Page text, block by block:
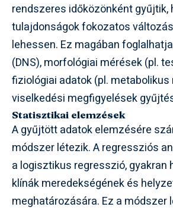
rendszeres időközönként gyűjtik,
tulajdonságok fokozatos
lehessen. Ez magában
(DNS), morfológiai mérések (pl.
fiziológiai adatok (pl. metabolikus
viselkedési megfigyelések
Statisztikai elemzések
A gyűjtött adatok elemzésére
módszer létezik. A regressziós
a logisztikus regresszió, gyakran
klínák meredekségének és
meghatározására. Ez a módszer